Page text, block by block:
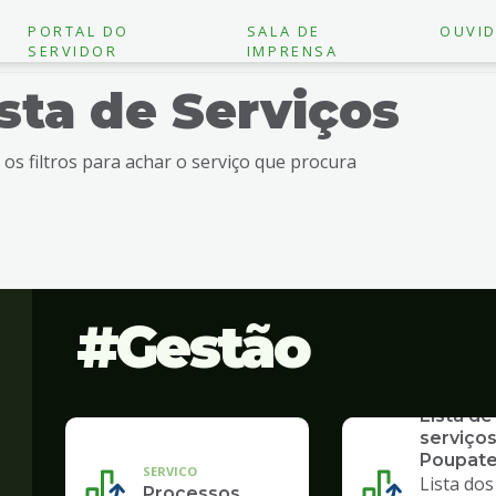
PORTAL DO
SERVIDOR
SALA DE
IMPRENSA
de Serviços
os filtros para achar o serviço que procura
Gestão
SERVICO
Lista de
Lista